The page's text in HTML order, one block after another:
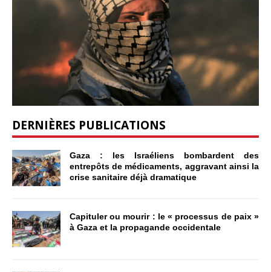
DERNIÈRES PUBLICATIONS
Gaza : les Israéliens bombardent des
entrepôts de médicaments, aggravant ainsi la
crise sanitaire déjà dramatique
Capituler ou mourir : le « processus de paix »
à Gaza et la propagande occidentale